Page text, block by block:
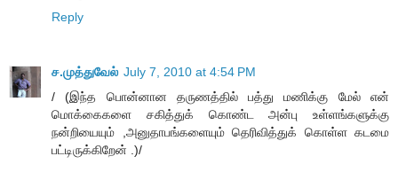
Reply
ச.முத்துவேல் July 7, 2010 at 4:54 PM
/ (இந்த பொன்னான தருணத்தில் பத்து மணிக்கு மேல் என்
மொக்கைகளை சகித்துக் கொண்ட அன்பு உள்ளங்களுக்கு
நன்றியையும் ,அனுதாபங்களையும் தெரிவித்துக் கொள்ள கடமை
பட்டிருக்கிறேன் .)/